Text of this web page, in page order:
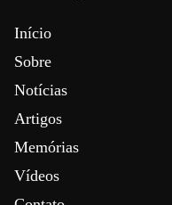
Início
Sobre
Notícias
Artigos
Memórias
Vídeos